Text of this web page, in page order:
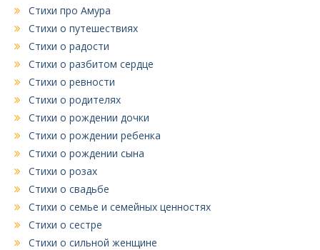
Стихи про Амура
Стихи о путешествиях
Стихи о радости
Стихи о разбитом сердце
Стихи о ревности
Стихи о родителях
Стихи о рождении дочки
Стихи о рождении ребенка
Стихи о рождении сына
Стихи о розах
Стихи о свадьбе
Стихи о семье и семейных ценностях
Стихи о сестре
Стихи о сильной женщине